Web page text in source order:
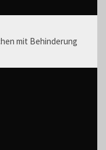
mit Behinderung